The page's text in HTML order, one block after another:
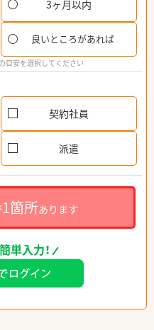
3ヶ月以内
良いところがあれば
目安を選択してください
契約社員
派遣
1箇所あります
単入力！